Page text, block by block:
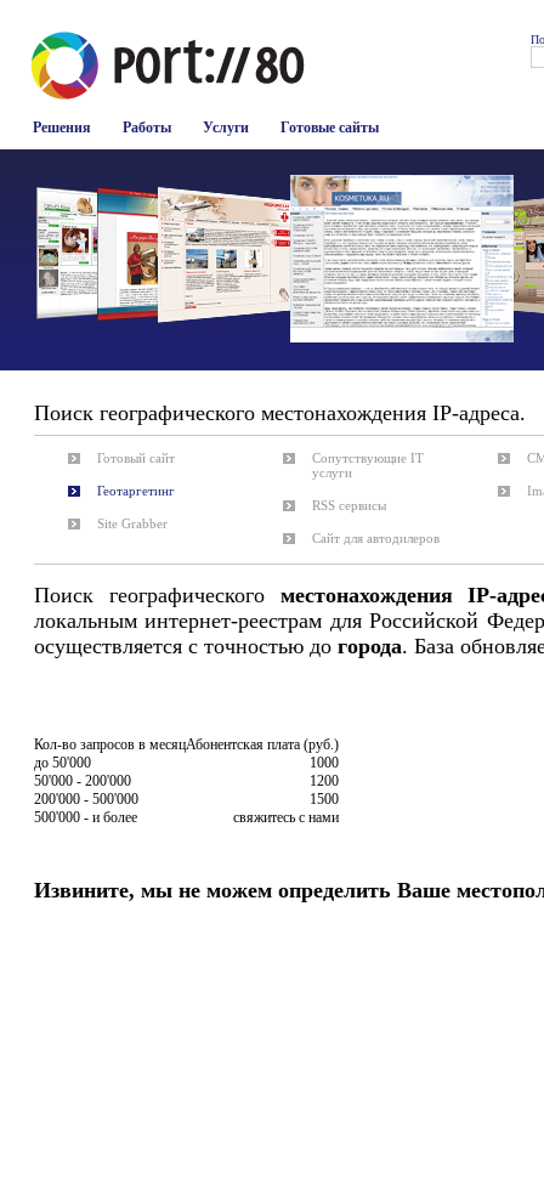
Решения Работы Услуги Готовые сайты
Поиск географического местонахождения IP-адреса.
Готовый сайт
Геотаргетинг
Site Grabber
Сопутствующие IT
услуги
RSS сервисы
Сайт для автодилеров
Поиск географического местонахождения IP-
локальным интернет-реестрам для Российской
осуществляется с точностью до города. База
Кол-во запросов в месяцАбонентская плата (руб.)
до 50'000
1000
50'000 - 200'000
1200
200'000 - 500'000
1500
500'000 - и более
свяжитесь с нами
Извините, мы не можем определить Ваше